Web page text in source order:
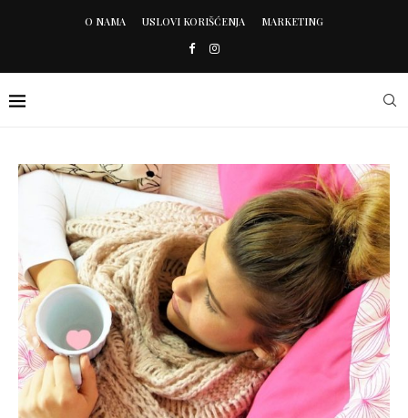
O NAMA USLOVI KORIŠĆENJA MARKETING